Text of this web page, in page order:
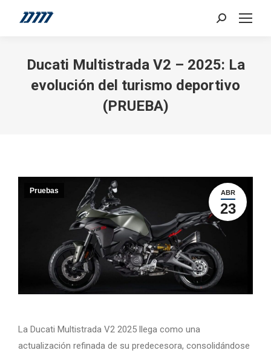
Search:
Ducati Multistrada V2 – 2025: La
evolución del turismo deportivo
(PRUEBA)
ABR
23
Pruebas
La Ducati Multistrada V2 2025 llega como una
actualización refinada de su predecesora, consolidándose